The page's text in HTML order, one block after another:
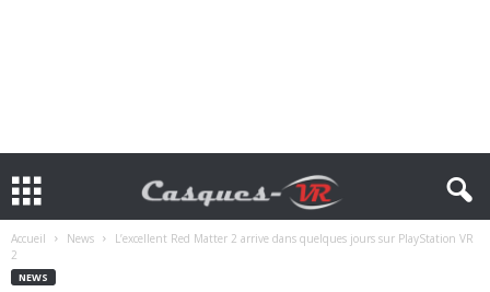
Accueil News
L’excellent Red Matter 2 arrive dans quelques jours sur PlayStation VR
2
NEWS